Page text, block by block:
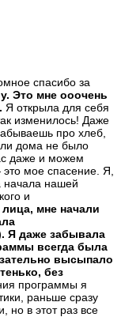
спасибо за
Это мне ооочень
Я открыла для себя
изменилось! Даже
про хлеб,
дома не было
даже и можем
мое спасение. Я,
начала нашей
и
мне начали
Я даже забывала
всегда была
высыпало
без
программы я
раньше сразу
но в этот раз все